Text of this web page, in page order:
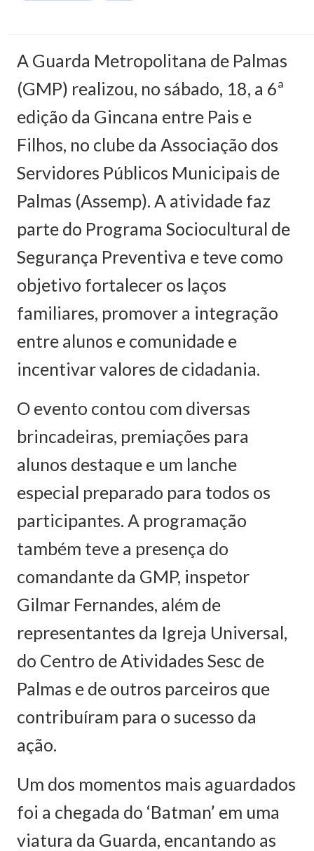
A Guarda Metropolitana de Palmas
(GMP) realizou, no sábado, 18, a 6ª
edição da Gincana entre Pais e
Filhos, no clube da Associação dos
Servidores Públicos Municipais de
Palmas (Assemp). A atividade faz
parte do Programa Sociocultural de
Segurança Preventiva e teve como
objetivo fortalecer os laços
familiares, promover a integração
entre alunos e comunidade e
incentivar valores de cidadania.
O evento contou com diversas
brincadeiras, premiações para
alunos destaque e um lanche
especial preparado para todos os
participantes. A programação
também teve a presença do
comandante da GMP, inspetor
Gilmar Fernandes, além de
representantes da Igreja Universal,
do Centro de Atividades Sesc de
Palmas e de outros parceiros que
contribuíram para o sucesso da
ação.
Um dos momentos mais aguardados
foi a chegada do ‘Batman’ em uma
viatura da Guarda, encantando as